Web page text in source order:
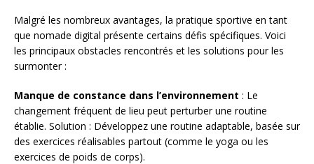
Malgré les nombreux avantages, la pratique sportive en tant
que nomade digital présente certains défis spécifiques. Voici
les principaux obstacles rencontrés et les solutions pour les
surmonter :
Manque de constance dans l’environnement : Le
changement fréquent de lieu peut perturber une routine
établie. Solution : Développez une routine adaptable, basée sur
des exercices réalisables partout (comme le yoga ou les
exercices de poids de corps).